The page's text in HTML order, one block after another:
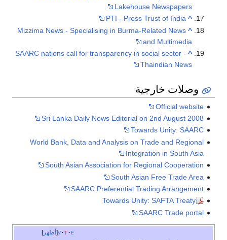
Lakehouse Newspapers
^
PTI - Press Trust of India
^
Mizzima News - Specialising in Burma-Related News
and Multimedia
^
SAARC nations call for transparency in social sector -
Thaindian News
وصلات خارجية
Official website
Sri Lanka Daily News Editorial on 2nd August 2008
Towards Unity: SAARC
World Bank, Data and Analysis on Trade and Regional
Integration in South Asia
South Asian Association for Regional Cooperation
South Asian Free Trade Area
SAARC Preferential Trading Arrangement
Towards Unity: SAFTA Treaty
SAARC Trade portal
أظهر v t e